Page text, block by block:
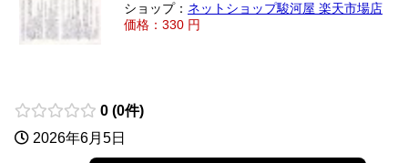
ショップ： ネットショップ駿河屋 楽天市場店
価格：330 円
0 (0件)
2026年6月5日